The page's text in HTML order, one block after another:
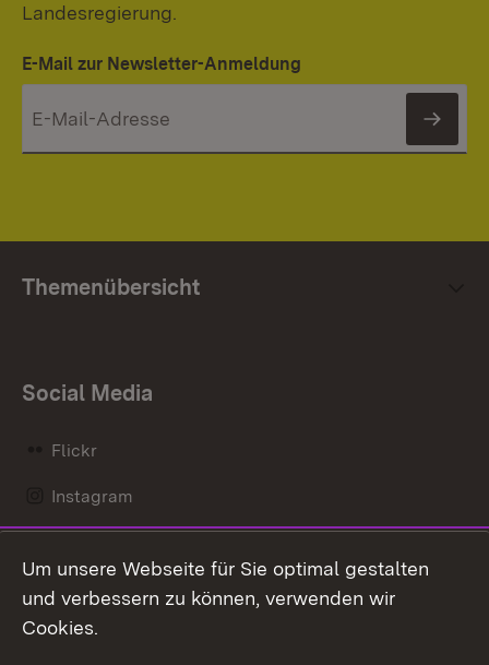
Landesregierung.
E-Mail zur Newsletter-Anmeldung
Themenübersicht
Social Media
Flickr
Instagram
Mastodon
Messenger
Um unsere Webseite für Sie optimal gestalten
und verbessern zu können, verwenden wir
Cookies.